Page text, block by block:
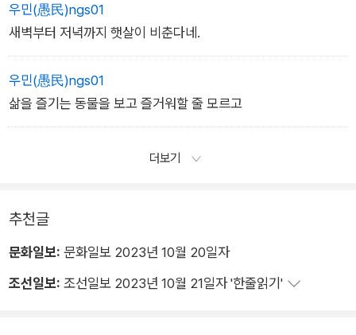
우민(愚民)ngs01
새벽부터 저녁까지 햇살이 비춘다네.
우민(愚民)ngs01
삶을 즐기는 동물을 보고 즐거워할 줄 모르고
더보기
추천글
문화일보: 문화일보 2023년 10월 20일자
조선일보: 조선일보 2023년 10월 21일자 '한줄읽기'